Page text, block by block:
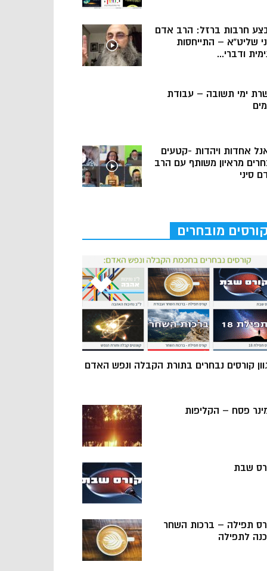
חרבות ברזל: הרב אדם
שליט”א – התייחסות
ודברי...
ימי תשובה – עבודת
אחדות ויהדות -קטעים
מראיון משותף עם הרב
סיני
קורסים מובחרים
קורסים נבחרים בתורת הקבלה ונפש האדם
פסח – הקליפות
שבת
תפילה – ברכות השחר
לתפילה